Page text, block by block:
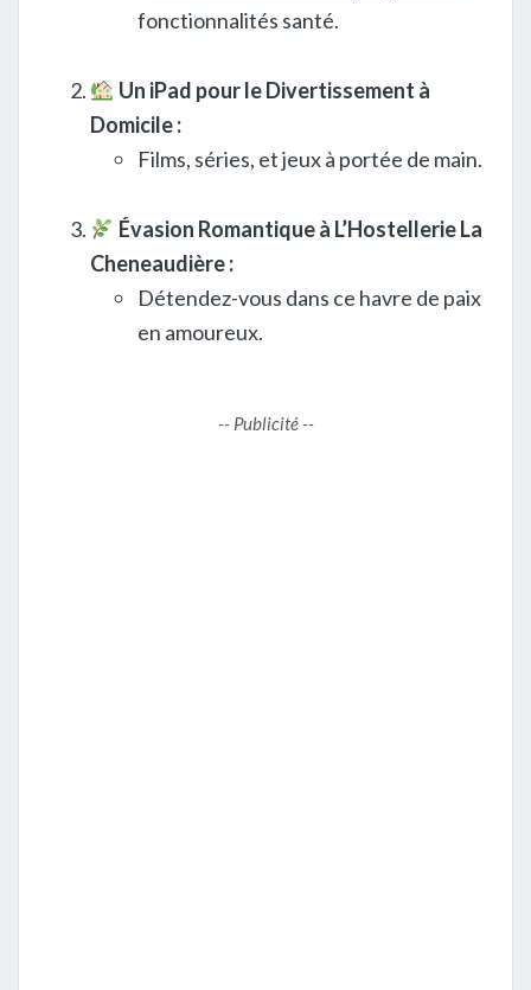
fonctionnalités santé.
Un iPad pour le Divertissement à
Domicile :
Films, séries, et jeux à portée de main.
Évasion Romantique à L’Hostellerie La
Cheneaudière :
Détendez-vous dans ce havre de paix
en amoureux.
-- Publicité --